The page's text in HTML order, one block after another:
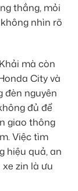
thẳng, mỏi
nhìn rõ
mà còn
City và
đèn nguyên
đủ để
giao thông
Việc tìm
hiệu quả, an
zin là ưu